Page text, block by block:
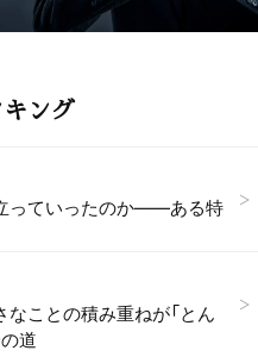
ング
っていったのか——ある特
ことの積み重ねが「とん
道